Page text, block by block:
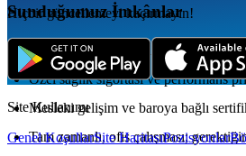
Sunduğumuz İmkânlar
Hibrit çalışma esnekliği (dava/
Özel sağlık sigortası ve performans
Mesleki gelişim ve baroya bağlı
Tam zamanlı, ofis çalışması;
Hiçbir güncellemeyi kaçırmayın!
Site Kullanımı
Genel KoşullarSite HaritasıPozisyonlar